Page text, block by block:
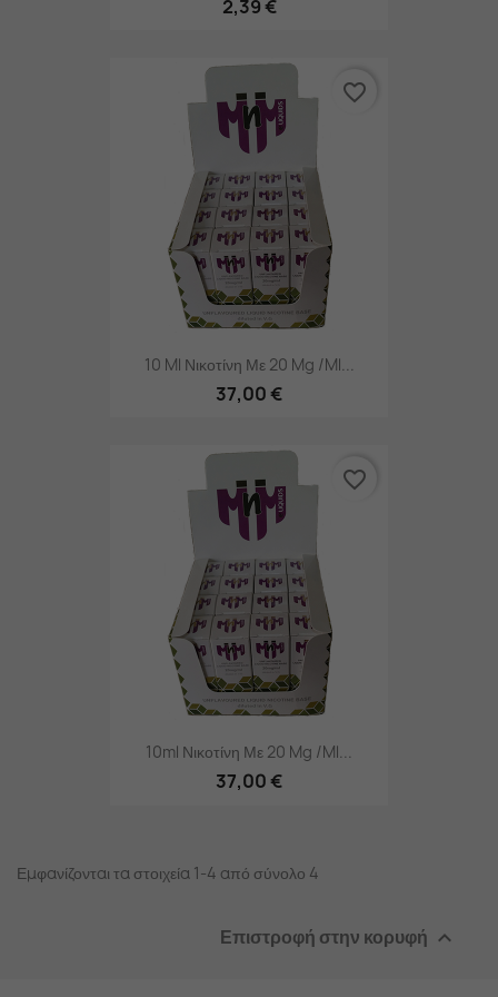
2,39 €
10 Ml Νικοτίνη Με 20 Mg /ml...
37,00 €
favorite_border
10ml Νικοτίνη Με 20 Mg /ml...
37,00 €
favorite_border
Εμφανίζονται τα στοιχεία 1-4 από σύνολο 4
Επιστροφή στην κορυφή 